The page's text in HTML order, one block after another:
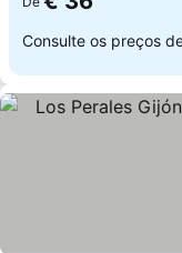
Consulte os preços